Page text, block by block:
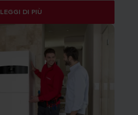
LEGGI DI PIÙ